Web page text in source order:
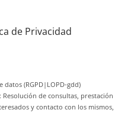
de Privacidad
(RGPD|LOPD-gdd)
Resolución de consultas, prestación
y contacto con los mismos,